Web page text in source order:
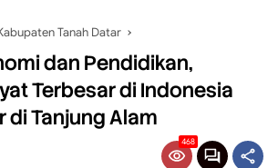
Tanah Datar
dan Pendidikan,
Terbesar di Indonesia
di Tanjung Alam
468